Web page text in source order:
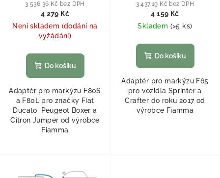
3 536,36 Kč bez DPH
4 279 Kč
Není skladem (dodání na
vyžádání)
Do košíku
Adaptér pro markýzu F80S
a F80L pro značky Fiat
Ducato, Peugeot Boxer a
Citron Jumper od výrobce
Fiamma
3 437,19 Kč bez DPH
4 159 Kč
Skladem (>5 ks)
Do košíku
Adaptér pro markýzu F65
pro vozidla Sprinter a
Crafter do roku 2017 od
výrobce Fiamma